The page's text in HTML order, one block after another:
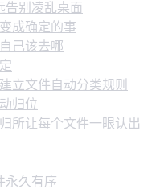
告别凌乱桌面
成确定的事
己该去哪
立文件自动分类规则
归位
所让每个文件一眼认出
永久有序